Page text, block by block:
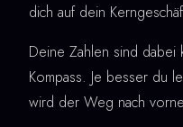
dich auf dein
Deine Zahlen sind
Kompass. Je besser du
wird der Weg nach